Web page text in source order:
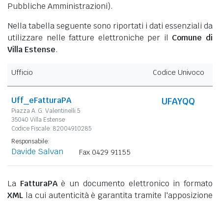
Pubbliche Amministrazioni).
Nella tabella seguente sono riportati i dati essenziali da
utilizzare nelle fatture elettroniche per il Comune di
Villa Estense.
Ufficio Codice Univoco
Uff_eFatturaPA
Piazza A. G. Valentinelli 5
35040 Villa Estense
Codice Fiscale: 82004910285
UFAYQQ
Responsabile:
Davide Salvan Fax 0429 91155
La FatturaPAè un documento elettronico in formato
XML la cui autenticità è garantita tramite l'apposizione